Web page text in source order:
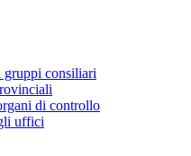
gruppi consiliari
di controllo
uffici